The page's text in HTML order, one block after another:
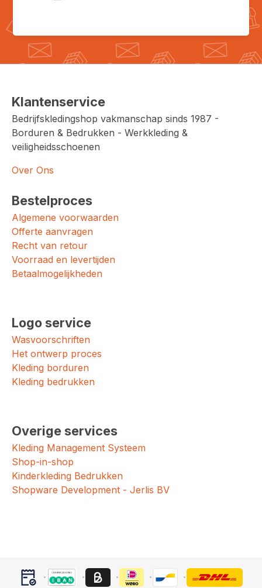
Klantenservice
Bedrijfskledingshop vakmanschap sinds 1987 -
Borduren & Bedrukken - Werkkleding &
veiligheidsschoenen
Over Ons
Bestelproces
Algemene voorwaarden
Offerte aanvragen
Recht van retour
Voorraad en levertijden
Betaalmogelijkheden
Logo service
Wasvoorschriften
Het ontwerp proces
Kleding borduren
Kleding bedrukken
Overige services
Kleding Management Systeem
Shop-in-shop
Kinderkleding Bedrukken
Shopware Development - Jerlis BV